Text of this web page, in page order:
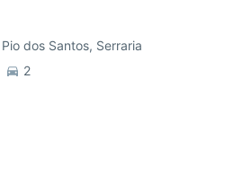
dos Santos, Serraria
2